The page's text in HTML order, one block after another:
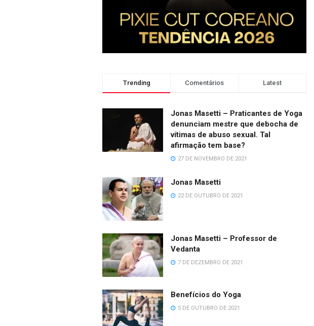
Trending Comentários Latest
Jonas Masetti – Praticantes de Yoga
denunciam mestre que debocha de
vítimas de abuso sexual. Tal
afirmação tem base?
27 DE NOVEMBRO DE 2021
Jonas Masetti
22 DE OUTUBRO DE 2021
Jonas Masetti – Professor de
Vedanta
7 DE DEZEMBRO DE 2021
Benefícios do Yoga
5 DE OUTUBRO DE 2021